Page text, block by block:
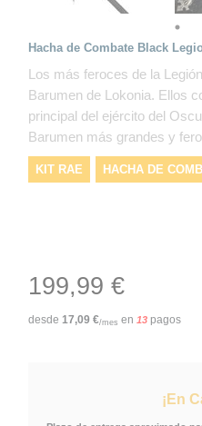
Hacha de Combate Black
Los más feroces de la
Barumen de Lokonia. Ellos
principal del ejército del
Barumen más grandes y
KIT RAE HACHA DE
199,99 €
desde 17,09 €/mes en 13 pagos
¡En